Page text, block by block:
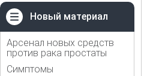
Новый материал
Арсенал новых средств
против рака простаты
Симптомы